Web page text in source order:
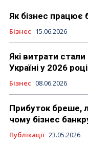
Як бізнес працює
Бізнес 15.06.2026
Які витрати
Україні у 2026 році
Бізнес 08.06.2026
Прибуток бреше,
чому бізнес
Публікації 23.05.2026